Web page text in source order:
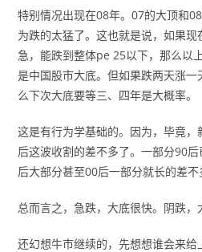
特别情况出现在08年。07的大顶和
为跌的太猛了。这也就是说，如果
急，能跌到整体pe 25以下，那么以
是中国股市大底。但如果跌两天涨
么下次大底要等三、四年是大概率。
这是有行为学基础的。因为，毕竟
后这波收割的差不多了。一部分90
后大部分甚至00后一部分就长的差不
总而言之，急跌，大底很快。阴跌，
还幻想牛市继续的，先想想谁会来